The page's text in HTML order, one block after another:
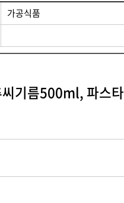
가공식품
기름500ml, 파스타